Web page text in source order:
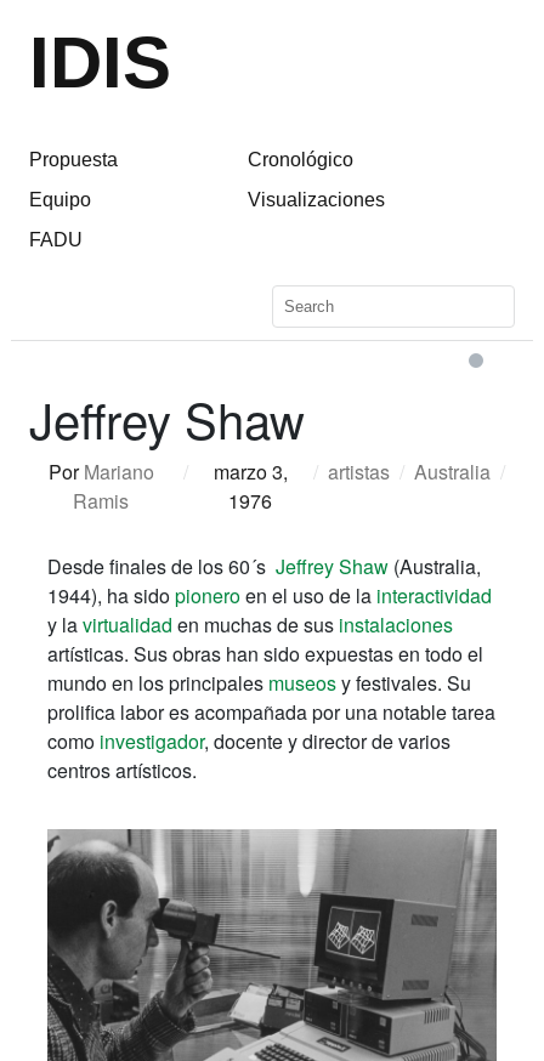
IDIS
Propuesta
Equipo
FADU
Cronológico
Visualizaciones
Jeffrey Shaw
PorMariano
Ramis
/
marzo 3,
1976
/ artistas / Australia /
Desde finales de los 60´s Jeffrey Shaw (Australia,
1944), ha sidopioneroen el uso de la interactividad
y lavirtualidad en muchas de sus instalaciones
artísticas. Sus obras han sido expuestas en todo el
mundo en los principales museosy festivales. Su
prolifica labor es acompañada por una notable tarea
como investigador, docente y director de varios
centros artísticos.